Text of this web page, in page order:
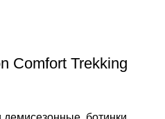
Comfort Trekking